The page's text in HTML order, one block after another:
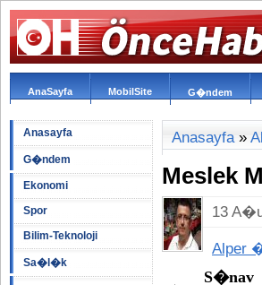
AnaSayfa MobilSite G�ndem
Anasayfa
G�ndem
Ekonomi
Spor
Bilim-Teknoloji
Sa�l�k
Anasayfa»
Meslek
13
Alper
S�nav